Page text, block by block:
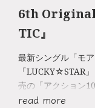
6th Original
TIC』
最新シングル「モ
「LUCKY☆STAR
売の「アクション
新曲4曲を加えた全
read more